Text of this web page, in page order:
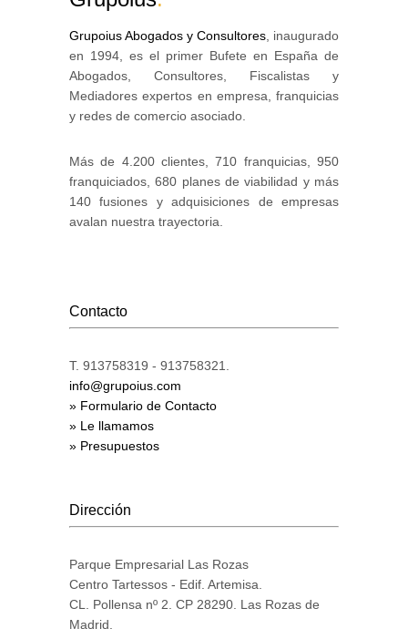
Grupoius Abogados y Consultores , inaugurado
en 1994, es el primer Bufete en España de
Abogados, Consultores, Fiscalistas y
Mediadores expertos en empresa, franquicias
y redes de comercio asociado.
Más de 4.200 clientes, 710 franquicias, 950
franquiciados, 680 planes de viabilidad y más
140 fusiones y adquisiciones de empresas
avalan nuestra trayectoria.
Contacto
T. 913758319 - 913758321.
info@grupoius.com
» Formulario de Contacto
» Le llamamos
» Presupuestos
Dirección
Parque Empresarial Las Rozas
Centro Tartessos - Edif. Artemisa.
CL. Pollensa nº 2. CP 28290. Las Rozas de
Madrid.